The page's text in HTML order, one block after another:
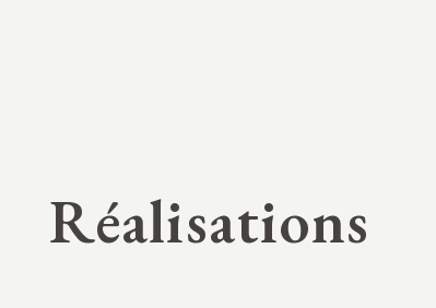
Réalisations